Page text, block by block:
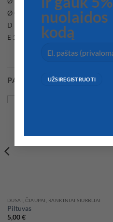
nuolaidos
kodą
Ø C 45 mm
D 180 mm
E 125 mm
PANAŠŪS PRODUKTAI
DUŠAI, ČIAUPAI, RANKINIAI SIURBLIAI
Piltuvas
5,00€